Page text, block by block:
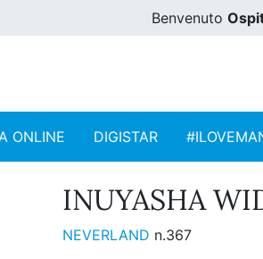
Benvenuto
ONLINE DIGISTAR
INUYASHA
NEVERLAND n.367